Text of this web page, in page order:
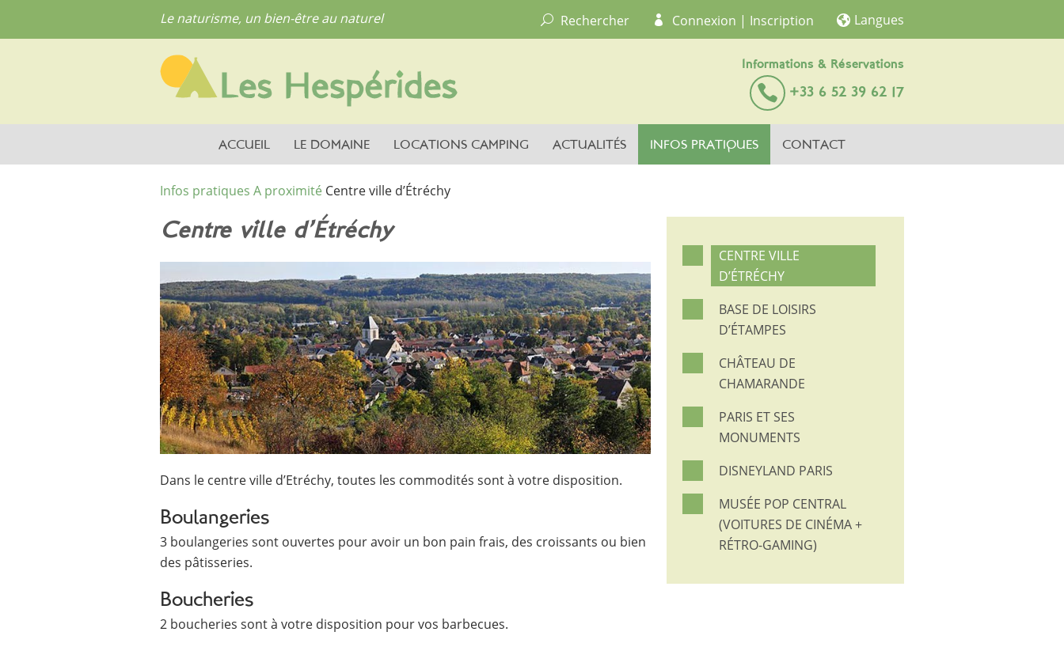
ACCUEIL LE DOMAINE LOCATIONS CAMPING ACTUALITÉS INFOS PRATIQUES CONTACT
Le naturisme, un bien-être au naturel Rechercher Connexion | Inscription Langues
Informations & Réservations
+33 6 52 39 62 17
Infos pratiques A proximité Centre ville d’Étréchy
Centre ville d’Étréchy
Dans le centre ville d’Etréchy, toutes les commodités sont à votre disposition.
Boulangeries
3 boulangeries sont ouvertes pour avoir un bon pain frais, des croissants ou bien
des pâtisseries.
Boucheries
2 boucheries sont à votre disposition pour vos barbecues.
CENTRE VILLE
D’ÉTRÉCHY
BASE DE LOISIRS
D’ÉTAMPES
CHÂTEAU DE
CHAMARANDE
PARIS ET SES
MONUMENTS
DISNEYLAND PARIS
MUSÉE POP CENTRAL
(VOITURES DE CINÉMA +
RÉTRO-GAMING)